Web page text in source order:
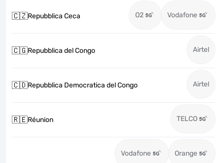
🇨🇿Repubblica Ceca O2 Vodafone
🇨🇬Repubblica del Congo Airtel
🇨🇩Repubblica Democratica del Congo Airtel
🇷🇪Réunion TELCO
Vodafone Orange